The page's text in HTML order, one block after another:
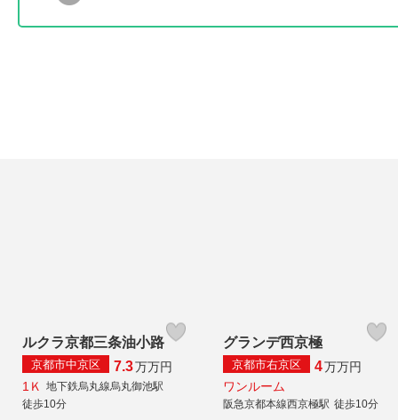
ルクラ京都三条油小路
京都市中京区 7.3万万円
1Ｋ
地下鉄烏丸線烏丸御池駅
徒歩10分
グランデ西京極
京都市右京区 4万万円
ワンルーム
阪急京都本線西京極駅 徒歩10分